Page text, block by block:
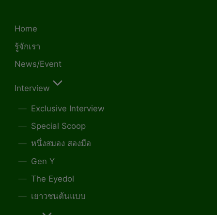
Home
รู้จักเรา
News/Event
Interview
Exclusive Interview
Special Scoop
หนึ่งสมอง สองมือ
Gen Y
The Eyedol
เยาวชนต้นแบบ